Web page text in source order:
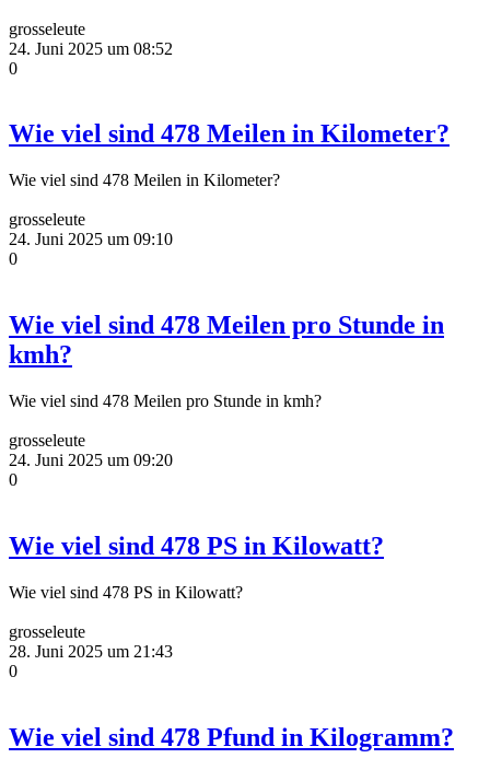
grosseleute
24. Juni 2025 um 08:52
0
Wie viel sind 478 Meilen in Kilometer?
Wie viel sind 478 Meilen in Kilometer?
grosseleute
24. Juni 2025 um 09:10
0
Wie viel sind 478 Meilen pro Stunde in
kmh?
Wie viel sind 478 Meilen pro Stunde in kmh?
grosseleute
24. Juni 2025 um 09:20
0
Wie viel sind 478 PS in Kilowatt?
Wie viel sind 478 PS in Kilowatt?
grosseleute
28. Juni 2025 um 21:43
0
Wie viel sind 478 Pfund in Kilogramm?